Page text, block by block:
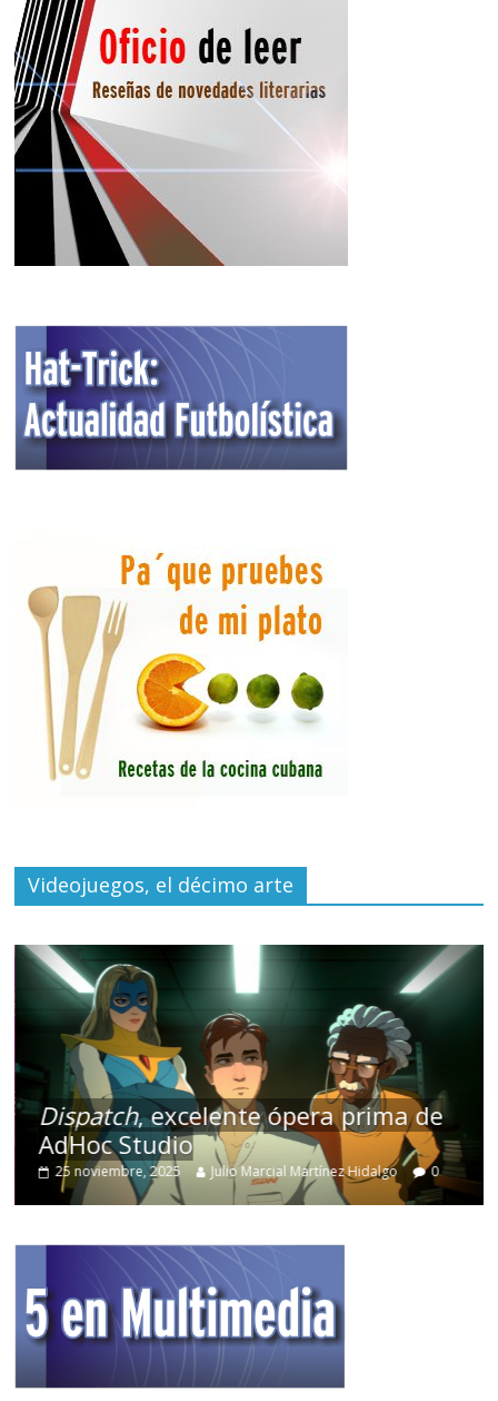
Videojuegos, el décimo arte
Dispatch, excelente ópera prima de
AdHoc Studio
25 noviembre, 2025 Julio Marcial Martínez Hidalgo 0